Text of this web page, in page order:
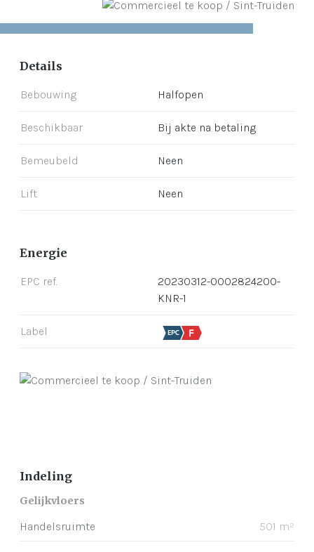
Details
Bebouwing Halfopen
Beschikbaar Bij akte na betaling
Bemeubeld Neen
Lift Neen
Energie
EPC ref.
20230312-0002824200-
KNR-1
Label
Indeling
Gelijkvloers
Handelsruimte 501 m²